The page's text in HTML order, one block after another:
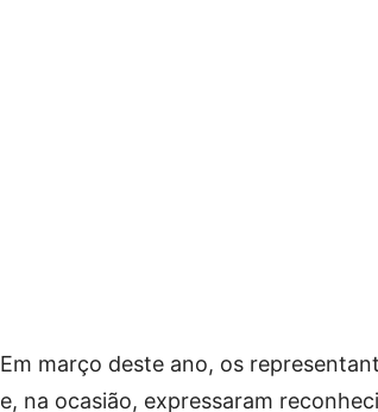
Em março deste ano, os
e, na ocasião, expressaram